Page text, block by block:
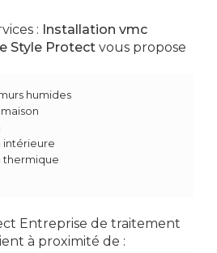
: Installation vmc
Style Protectvous propose
humides
intérieure
thermique
Entreprise de traitement
à proximité de :